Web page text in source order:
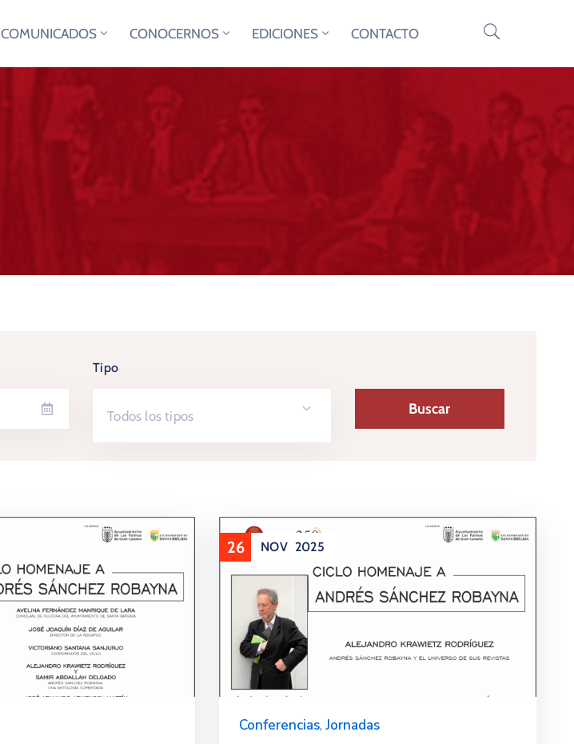
COMUNICADOS CONOCERNOS EDICIONES CONTACTO
Tipo
Todos los tipos
26 NOV 2025
Conferencias,Jornadas